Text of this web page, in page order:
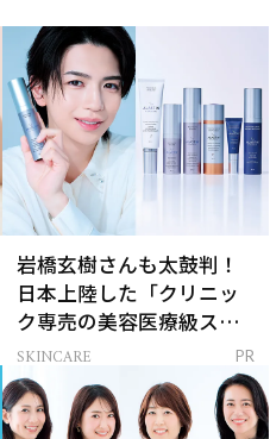
岩橋玄樹さんも太鼓判！
日本上陸した「クリニッ
ク専売の美容医療級スキ
ンケア」
SKINCARE PR